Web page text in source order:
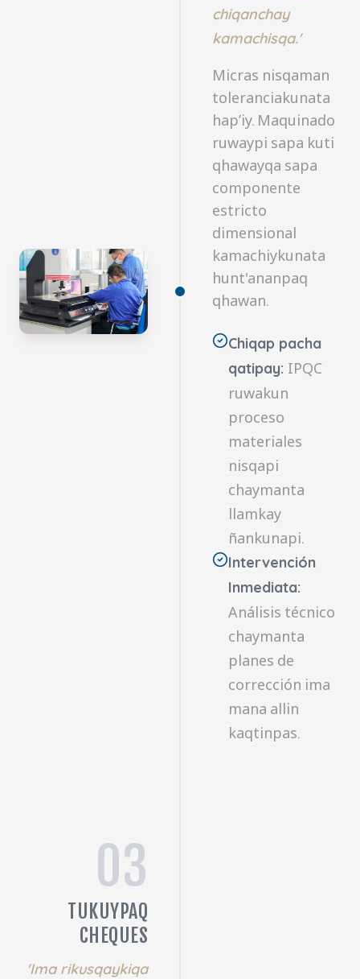
chiqanchay
kamachisqa.'
Micras nisqaman
toleranciakunata
hap’iy. Maquinado
ruwaypi sapa kuti
qhawayqa sapa
componente
estricto
dimensional
kamachiykunata
hunt'ananpaq
qhawan.
Chiqap pacha
qatipay: IPQC
ruwakun
proceso
materiales
nisqapi
chaymanta
llamkay
ñankunapi.
Intervención
Inmediata:
Análisis técnico
chaymanta
planes de
corrección ima
mana allin
kaqtinpas.
03
TUKUYPAQ
CHEQUES
'Ima rikusqaykiqa